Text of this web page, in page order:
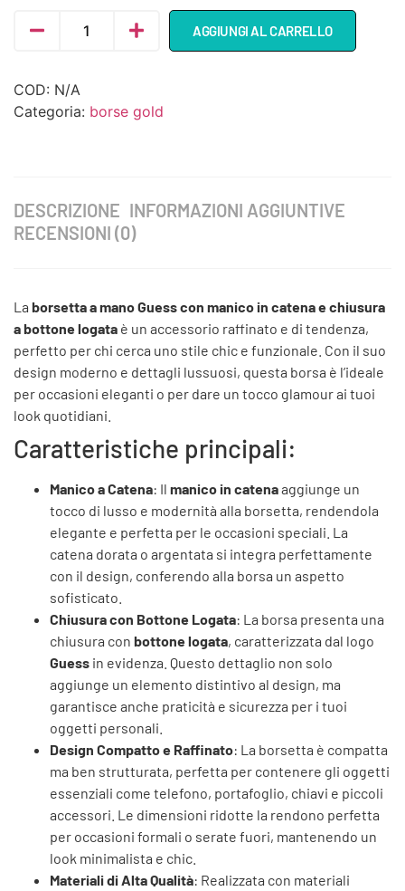
AGGIUNGI AL CARRELLO
COD: N/A
Categoria: borse gold
DESCRIZIONE INFORMAZIONI AGGIUNTIVE
RECENSIONI (0)
La borsetta a mano Guess con manico in catena e chiusura
a bottone logata è un accessorio raffinato e di tendenza,
perfetto per chi cerca uno stile chic e funzionale. Con il suo
design moderno e dettagli lussuosi, questa borsa è l’ideale
per occasioni eleganti o per dare un tocco glamour ai tuoi
look quotidiani.
Caratteristiche principali:
Manico a Catena: Il manico in catenaaggiunge un
tocco di lusso e modernità alla borsetta, rendendola
elegante e perfetta per le occasioni speciali. La
catena dorata o argentata si integra perfettamente
con il design, conferendo alla borsa un aspetto
sofisticato.
Chiusura con Bottone Logata: La borsa presenta una
chiusura con bottone logata, caratterizzata dal logo
Guess in evidenza. Questo dettaglio non solo
aggiunge un elemento distintivo al design, ma
garantisce anche praticità e sicurezza per i tuoi
oggetti personali.
Design Compatto e Raffinato: La borsetta è compatta
ma ben strutturata, perfetta per contenere gli oggetti
essenziali come telefono, portafoglio, chiavi e piccoli
accessori. Le dimensioni ridotte la rendono perfetta
per occasioni formali o serate fuori, mantenendo un
look minimalista e chic.
Materiali di Alta Qualità: Realizzata con materiali